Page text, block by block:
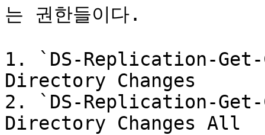
는 권한들이다.
1. `DS-Replication-
Directory Changes
2. `DS-Replication-
Directory Changes All